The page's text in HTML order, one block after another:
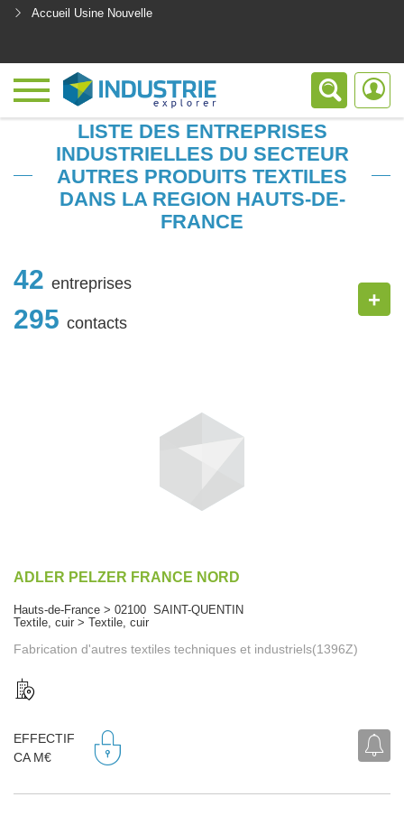
Accueil Usine Nouvelle
LISTE DES ENTREPRISES
INDUSTRIELLES DU SECTEUR
AUTRES PRODUITS TEXTILES
DANS LA REGION HAUTS-DE-
FRANCE
42 entreprises
295 contacts
+
ADLER PELZER FRANCE NORD
Hauts-de-France > 02100 SAINT-QUENTIN
Textile, cuir > Textile, cuir
Fabrication d'autres textiles techniques et industriels(1396Z)
EFFECTIF
CA M€